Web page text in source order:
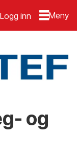
Logg inn
og